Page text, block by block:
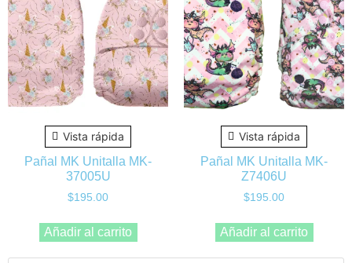
Vista rápida
Pañal MK Unitalla MK-
37005U
$195.00
Añadir al carrito
Vista rápida
Pañal MK Unitalla MK-
Z7406U
$195.00
Añadir al carrito